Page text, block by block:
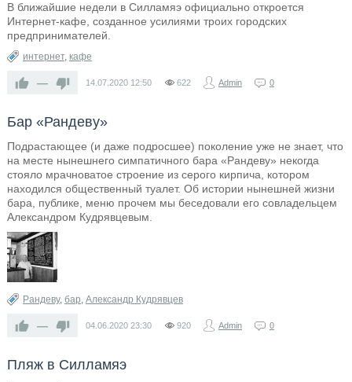
В ближайшие недели в Силламяэ официально откроется
Интернет-кафе, созданное усилиями троих городских
предпринимателей.
интернет, кафе
— 14.07.2020 12:50 622 Admin 0
Бар «Рандеву»
Подрастающее (и даже подросшее) поколение уже не знает, что
на месте нынешнего симпатичного бара «Рандеву» некогда
стояло мрачноватое строение из серого кирпича, котором
находился общественный туалет. Об истории нынешней жизни
бара, публике, меню прочем мы беседовали его совладельцем
Александром Кудрявцевым.
Рандеву, бар, Александр Кудрявцев
— 04.06.2020 23:30 920 Admin 0
Пляж в Силламяэ